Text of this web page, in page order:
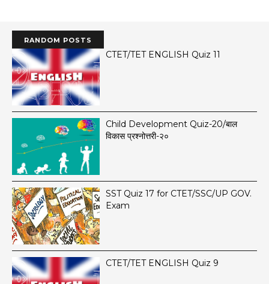
RANDOM POSTS
CTET/TET ENGLISH Quiz 11
Child Development Quiz-20/बाल
विकास प्रश्नोत्तरी-२०
SST Quiz 17 for CTET/SSC/UP GOV.
Exam
CTET/TET ENGLISH Quiz 9